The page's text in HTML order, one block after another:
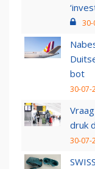
30-
bot
30-07-
druk
30-07-